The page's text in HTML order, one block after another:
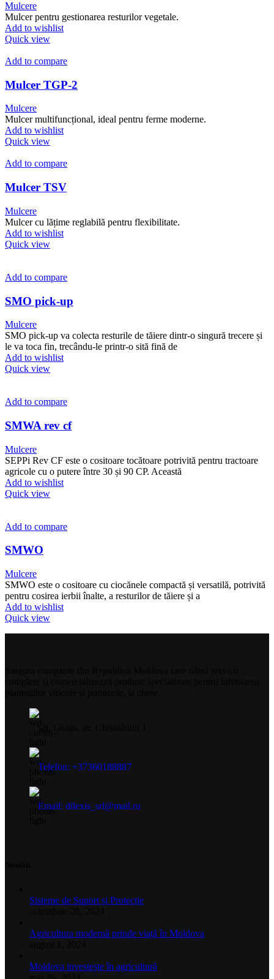
Mulcere
Mulcer pentru gestionarea resturilor vegetale.
Add to wishlist
Quick view
Add to compare
Mulcer TGP-2
Mulcere
Mulcer multifuncțional, ideal pentru ferme moderne.
Add to wishlist
Quick view
Add to compare
Mulcer TSV
Mulcere
Mulcer cu lățime reglabilă pentru flexibilitate.
Add to wishlist
Quick view
Add to compare
SMO pick-up
Mulcere
SMO pick-up va colecta resturile de tăiere dintr-o singură trecere și
le va toca fin, trecându-le printr-o sită fină de
Add to wishlist
Quick view
Add to compare
SMWA rev cf
Mulcere
SEPPi Rev CF este o cositoare tocătoare potrivită pentru tractoare
agricole cu o putere între 30 și 90 CP. Această
Add to wishlist
Quick view
Add to compare
SMWO
Mulcere
SMWO este o cositoare cu ciocănele compactă și versatilă, potrivită
pentru cosirea ierbii înalte, a resturilor de tăiere și a
Add to wishlist
Quick view
Telefon: +37360188887
Email: dilexis_srl@mail.ru
Sisteme de Suport și Protecție
Agricultura modernă prinde viață în Moldova
Moldova investește în agricultură